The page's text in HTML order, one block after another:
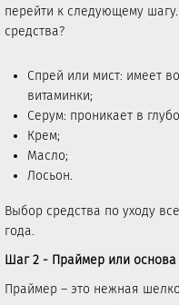
перейти к следующему
средства?
Спрей или мист: имеет
витаминки;
Cерум: проникает в
Крем;
Масло;
Лосьон.
Выбор средства по уходу
года.
Шаг 2 - Праймер или
Праймер – это нежная